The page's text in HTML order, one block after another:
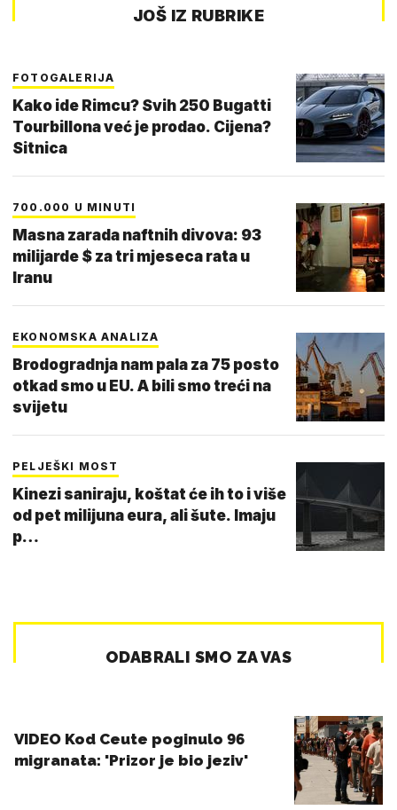
JOŠ IZ RUBRIKE
FOTOGALERIJA
Kako ide Rimcu? Svih 250 Bugatti
Tourbillona već je prodao. Cijena?
Sitnica
700.000 U MINUTI
Masna zarada naftnih divova: 93
milijarde $ za tri mjeseca rata u
Iranu
EKONOMSKA ANALIZA
Brodogradnja nam pala za 75 posto
otkad smo u EU. A bili smo treći na
svijetu
PELJEŠKI MOST
Kinezi saniraju, koštat će ih to i više
od pet milijuna eura, ali šute. Imaju
p…